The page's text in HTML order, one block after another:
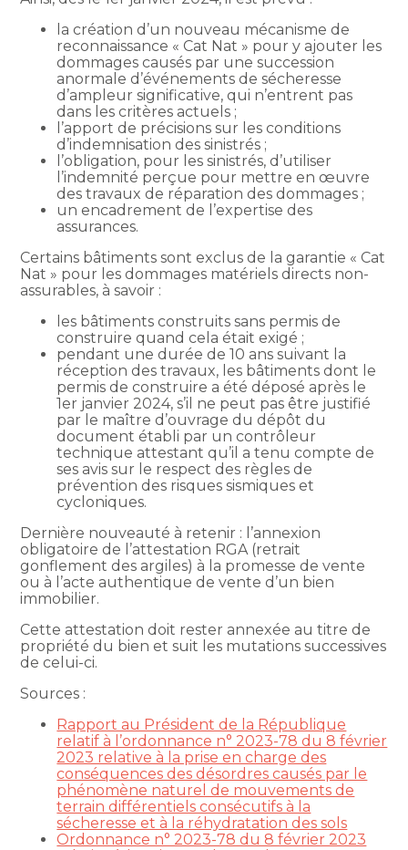
la création d’un nouveau mécanisme de
reconnaissance « Cat Nat » pour y ajouter les
dommages causés par une succession
anormale d’événements de sécheresse
d’ampleur significative, qui n’entrent pas
dans les critères actuels ;
l’apport de précisions sur les conditions
d’indemnisation des sinistrés ;
l’obligation, pour les sinistrés, d’utiliser
l’indemnité perçue pour mettre en œuvre
des travaux de réparation des dommages ;
un encadrement de l’expertise des
assurances.
Certains bâtiments sont exclus de la garantie « Cat
Nat » pour les dommages matériels directs non-
assurables, à savoir :
les bâtiments construits sans permis de
construire quand cela était exigé ;
pendant une durée de 10 ans suivant la
réception des travaux, les bâtiments dont le
permis de construire a été déposé après le
1er janvier 2024, s’il ne peut pas être justifié
par le maître d’ouvrage du dépôt du
document établi par un contrôleur
technique attestant qu’il a tenu compte de
ses avis sur le respect des règles de
prévention des risques sismiques et
cycloniques.
Dernière nouveauté à retenir : l’annexion
obligatoire de l’attestation RGA (retrait
gonflement des argiles) à la promesse de vente
ou à l’acte authentique de vente d’un bien
immobilier.
Cette attestation doit rester annexée au titre de
propriété du bien et suit les mutations successives
de celui-ci.
Sources :
Rapport au Président de la République
relatif à l’ordonnance n° 2023-78 du 8 février
2023 relative à la prise en charge des
conséquences des désordres causés par le
phénomène naturel de mouvements de
terrain différentiels consécutifs à la
sécheresse et à la réhydratation des sols
Ordonnance n° 2023-78 du 8 février 2023